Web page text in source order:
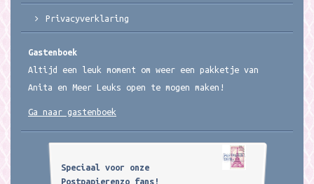
Privacyverklaring
Gastenboek
Altijd een leuk moment om weer een pakketje van
Anita en Meer Leuks open te mogen maken!
Ga naar gastenboek
Speciaal voor onze
Postpapierenzo fans!